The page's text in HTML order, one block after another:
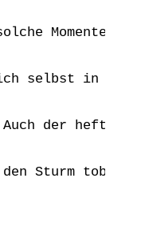
Momente
selbst in
Auch der
den Sturm